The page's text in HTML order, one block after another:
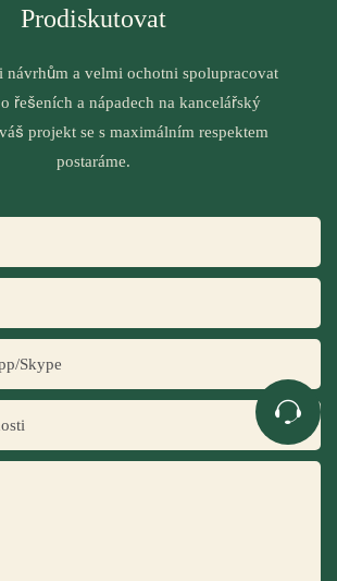
Prodiskutovat
návrhům a velmi ochotni spolupracovat
řešeních a nápadech na kancelářský
projekt se s maximálním respektem
postaráme.
Skype